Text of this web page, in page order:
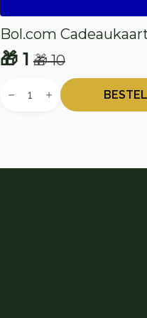
Bol.com
🎁10
Oorspronkelijke
prijs
🎁1
Huidige
prijs
Cadeaukaart